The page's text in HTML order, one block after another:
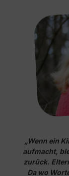
„Wenn ein
aufmacht,
zurück.
Da wo